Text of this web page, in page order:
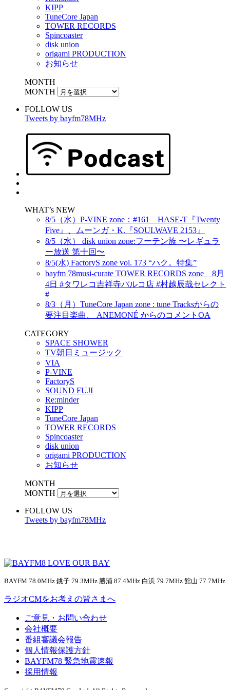
KIPP
TuneCore Japan
TOWER RECORDS
Spincoaster
disk union
origami PRODUCTION
お知らせ
MONTH
MONTH
FOLLOW US
Tweets by bayfm78MHz
WHAT’s NEW
8/5（水）P-VINE zone：#161 HASE-T『Twenty
Five』、ムーンガ・K.『SOULWAVE 2153』
8/5（水） disk union zone:フーテン族 〜レギュラ
ー放送 第十回〜
8/5(水) FactoryS zone vol. 173 “ハク。特集”
bayfm 78musi-curate TOWER RECORDS zone 8月
4日 #タワレコ吉祥寺パルコ店 #村越辰哉セレクト
#
8/3（月）TuneCore Japan zone : tune Tracksからの
要注目楽曲、 ANEMONÉ からのコメントOA
CATEGORY
SPACE SHOWER
TV朝日ミュージック
VIA
P-VINE
FactoryS
SOUND FUJI
Re:minder
KIPP
TuneCore Japan
TOWER RECORDS
Spincoaster
disk union
origami PRODUCTION
お知らせ
MONTH
MONTH
FOLLOW US
Tweets by bayfm78MHz
BAYFM 78.0MHz 銚子 79.3MHz 勝浦 87.4MHz 白浜 79.7MHz 館山 77.7MHz
ラジオCMをお考えの皆さまへ
ご意見・お問い合わせ
会社概要
番組審議会報告
個人情報保護方針
BAYFM78 緊急地震速報
採用情報